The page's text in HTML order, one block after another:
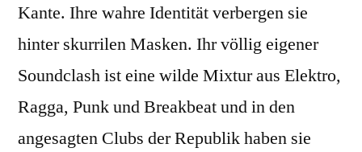
Kante. Ihre wahre Identität verbergen sie
hinter skurrilen Masken. Ihr völlig eigener
Soundclash ist eine wilde Mixtur aus Elektro,
Ragga, Punk und Breakbeat und in den
angesagten Clubs der Republik haben sie